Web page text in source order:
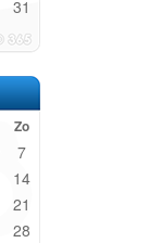
31
Zo
7
14
21
28